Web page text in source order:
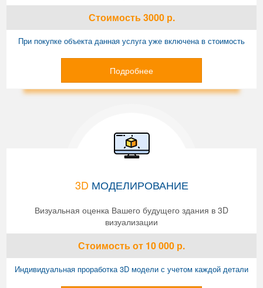
Стоимость3000р.
При покупке объекта данная услуга уже включена в стоимость
Подробнее
3D МОДЕЛИРОВАНИЕ
Визуальная оценка Вашего будущего здания в 3D
визуализации
Стоимостьот 10 000 р.
Индивидуальная проработка 3D модели с учетом каждой детали